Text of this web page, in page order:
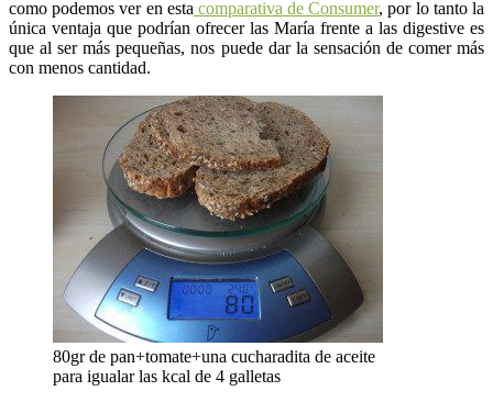
como podemos ver en esta comparativa de Consumer, por lo tanto la
única ventaja que podrían ofrecer las María frente a las digestive es
que al ser más pequeñas, nos puede dar la sensación de comer más
con menos cantidad.
80gr de pan+tomate+una cucharadita de aceite
para igualar las kcal de 4 galletas